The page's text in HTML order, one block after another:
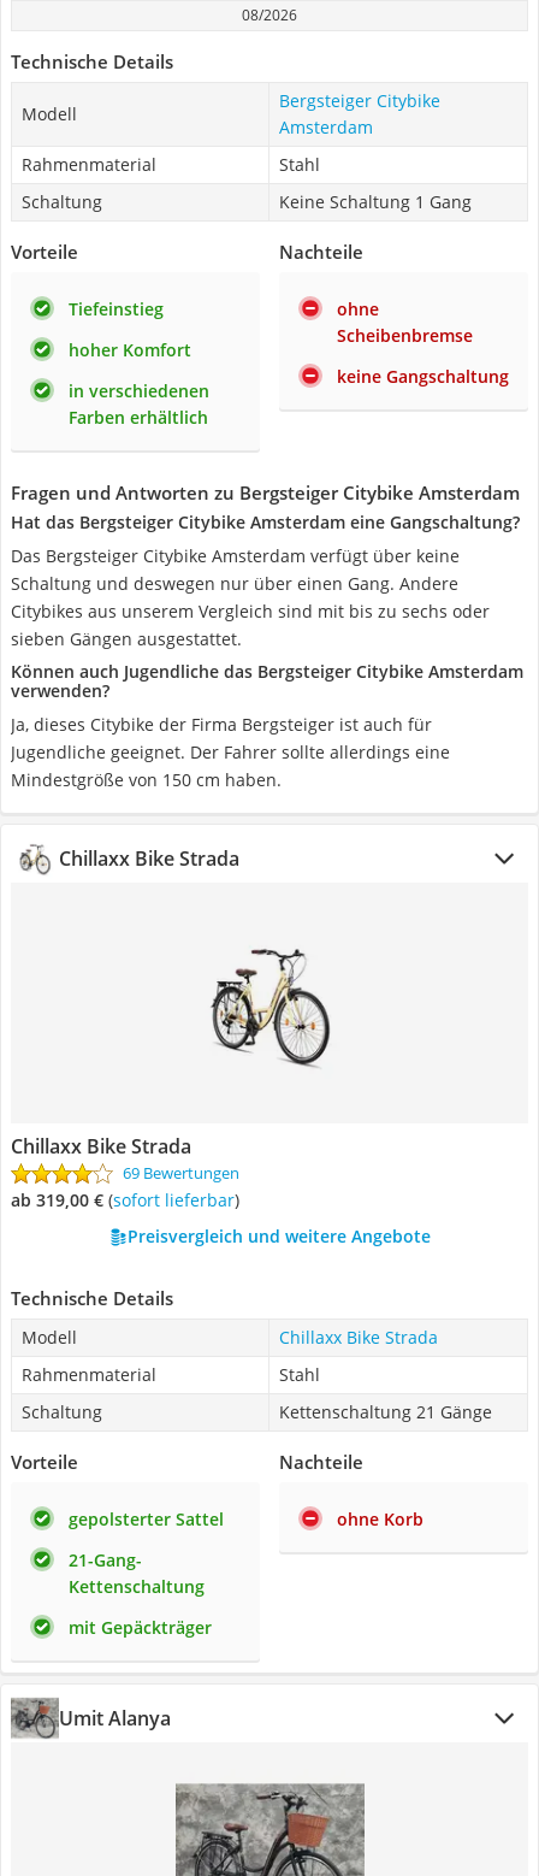
08/2026
Technische Details
Modell
Bergsteiger Citybike
Amsterdam
Rahmenmaterial
Stahl
Schaltung
Keine Schaltung 1 Gang
Vorteile
Tiefeinstieg
hoher Komfort
in verschiedenen
Farben erhältlich
Nachteile
ohne
Scheibenbremse
keine Gangschaltung
Fragen und Antworten zu Bergsteiger Citybike Amsterdam
Hat das Bergsteiger Citybike Amsterdam eine Gangschaltung?
Das Bergsteiger Citybike Amsterdam verfügt über keine
Schaltung und deswegen nur über einen Gang. Andere
Citybikes aus unserem Vergleich sind mit bis zu sechs oder
sieben Gängen ausgestattet.
Können auch Jugendliche das Bergsteiger Citybike Amsterdam
verwenden?
Ja, dieses Citybike der Firma Bergsteiger ist auch für
Jugendliche geeignet. Der Fahrer sollte allerdings eine
Mindestgröße von 150 cm haben.
Chillaxx Bike Strada
Chillaxx Bike Strada
69 Bewertungen
ab 319,00 € ( Sofort lieferbar)
Preisvergleich und weitere Angebote
Technische Details
Modell
Chillaxx Bike Strada
Rahmenmaterial
Stahl
Schaltung
Kettenschaltung 21 Gänge
Vorteile
gepolsterter Sattel
21-Gang-
Kettenschaltung
mit Gepäckträger
Nachteile
ohne Korb
Umit Alanya